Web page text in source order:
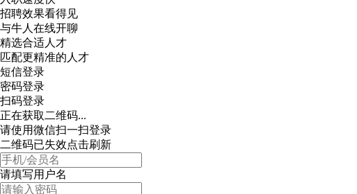
招聘效果看得见
与牛人在线开聊
精选合适人才
匹配更精准的人才
短信登录
密码登录
扫码登录
正在获取二维码...
请使用微信扫一扫登录
二维码已失效点击刷新
请填写用户名